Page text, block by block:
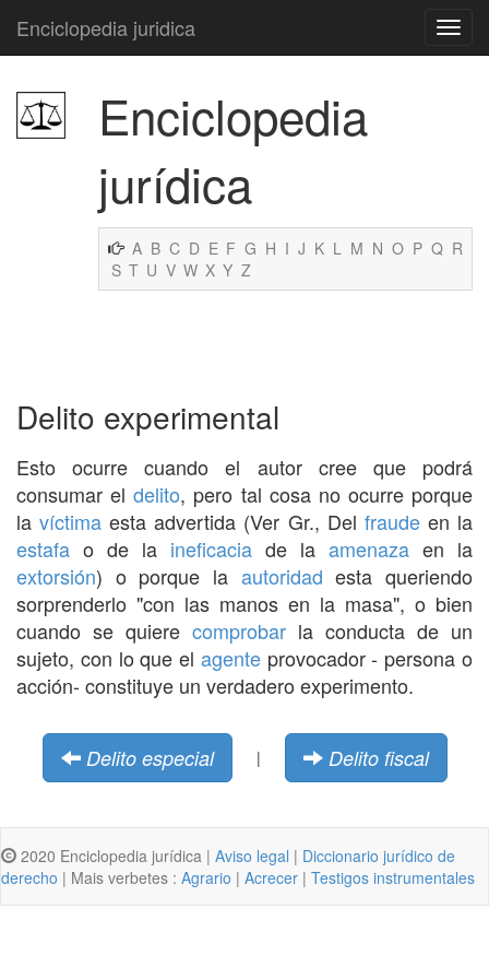
Enciclopedia juridica
Enciclopedia
jurídica
A B C D E F G H I J K L M N O P Q R
S T U V W X Y Z
Delito experimental
Esto ocurre cuando el autor cree que podrá
consumar eldelito, pero tal cosa no ocurre porque
lavíctima esta advertida (Ver Gr., Del fraudeen la
estafa o de la ineficacia de la amenaza en la
extorsión) o porque la autoridad esta queriendo
sorprenderlo "con las manos en la masa", o bien
cuando se quiere comprobar la conducta de un
sujeto, con lo que el agenteprovocador - persona o
acción- constituye un verdadero experimento.
Delito especial | Delito fiscal
2020 Enciclopedia jurídica | Aviso legal | Diccionario jurídico de
derecho | Mais verbetes : Agrario | Acrecer | Testigos instrumentales